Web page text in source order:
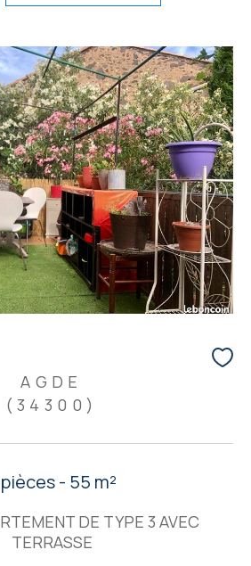
AGDE
(34300)
- 55 m²
DE TYPE 3 AVEC
TERRASSE